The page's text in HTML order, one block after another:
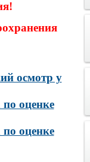
осмотр у
по оценке
по оценке